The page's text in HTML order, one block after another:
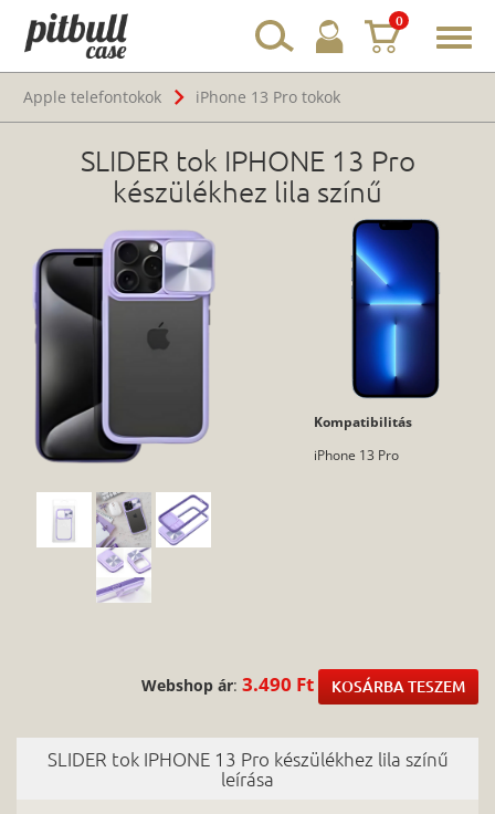
0
Apple telefontokok
iPhone 13 Pro tokok
SLIDER tok IPHONE 13 Pro
készülékhez lila színű
Kompatibilitás
iPhone 13 Pro
Webshop ár: 3.490 Ft KOSÁRBA TESZEM
SLIDER tok IPHONE 13 Pro készülékhez lila színű
leírása